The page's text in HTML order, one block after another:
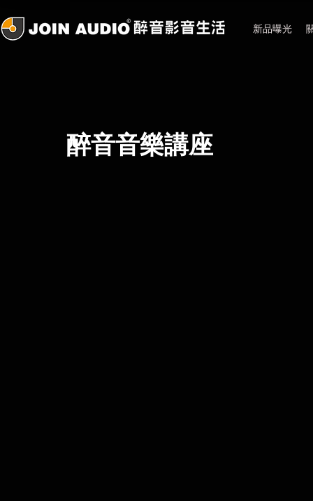
新品曝光
醉音音樂講座